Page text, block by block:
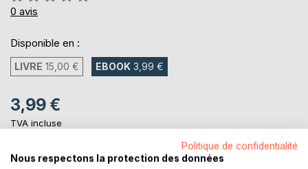
0%
0 avis
Disponible en :
LIVRE 15,00 € EBOOK 3,99 €
3,99 €
TVA incluse
Politique de confidentialité
Nous respectons la protection des données